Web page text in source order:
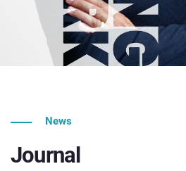
News
Journal